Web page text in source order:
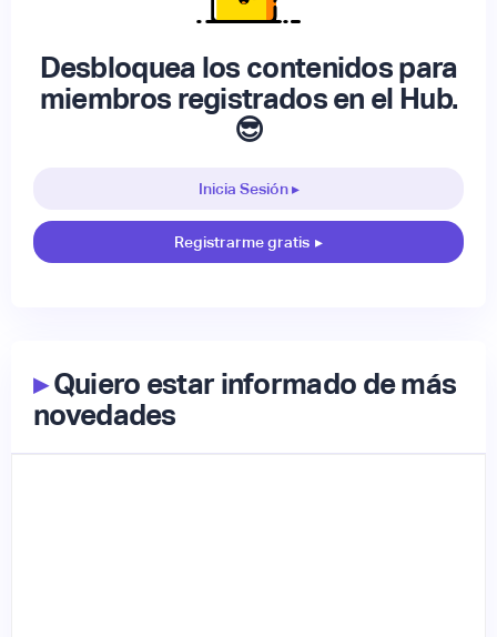
Desbloquea los contenidos para
miembros registrados en el Hub.
😎
Inicia Sesión ▸
Registrarme gratis ▸
▸Quiero estar informado de más
novedades